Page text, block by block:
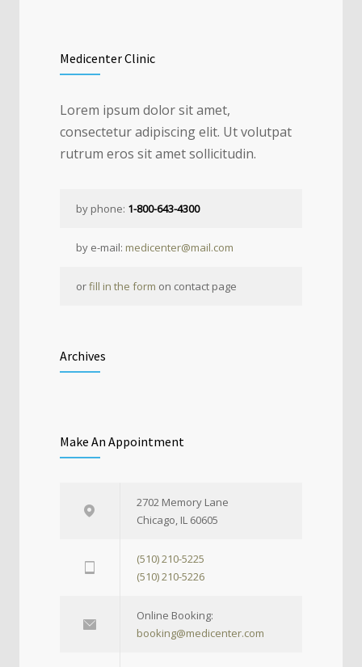
Medicenter Clinic
Lorem ipsum dolor sit amet,
consectetur adipiscing elit. Ut volutpat
rutrum eros sit amet sollicitudin.
by phone: 1-800-643-4300
by e-mail: medicenter@mail.com
orfill in the form on contact page
Archives
Make An Appointment
2702 Memory Lane
Chicago, IL 60605
(510) 210-5225
(510) 210-5226
Online Booking:
booking@medicenter.com